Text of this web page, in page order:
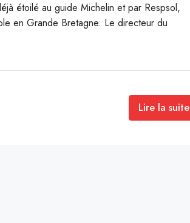
étoilé au guide Michelin et par Respsol,
en Grande Bretagne. Le directeur du
Lire la suite